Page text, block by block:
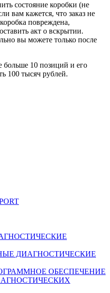
состояние коробки (не
вам кажется, что заказ не
повреждена,
акт о вскрытии.
вы можете только после
больше 10 позиций и его
100 тысяч рублей.
ДИАГНОСТИЧЕСКИЕ
ОБЕСПЕЧЕНИЕ